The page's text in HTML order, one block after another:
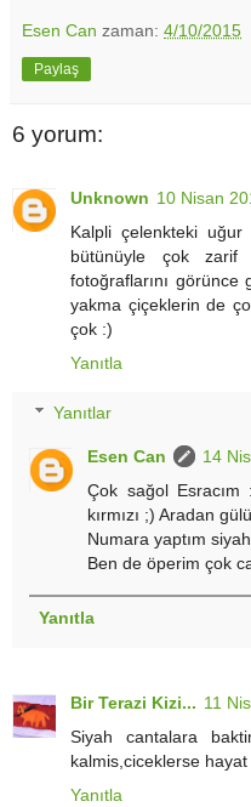
Esen Can zaman: 4/10/2015
Paylaş
6 yorum:
Unknown 10 Nisan
Kalpli çelenkteki
bütünüyle çok zarif
fotoğraflarını görünce
yakma çiçeklerin de
çok :)
Yanıtla
Yanıtlar
Esen Can
14
Çok sağol Esracım
kırmızı ;) Aradan
Numara yaptım
Ben de öperim çok
Yanıtla
Bir Terazi Kizi... 11
Siyah cantalara
kalmis,ciceklerse
Yanıtla